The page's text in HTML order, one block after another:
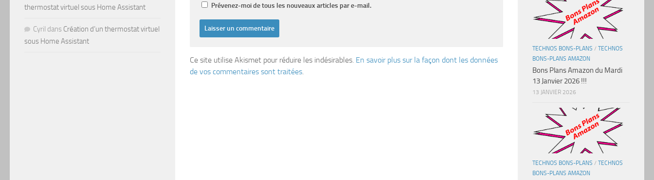
Prévenez-moi de tous les nouveaux articles par e-mail.
Ce site utilise Akismet pour réduire les indésirables. En savoir plus sur la façon dont les données
de vos commentaires sont traitées
thermostat virtuel sous Home Assistant
Cyril dans Création d’un thermostat virtuel
sous Home Assistant
TECHNOS BONS-PLANS / TECHNOS
BONS-PLANS AMAZON
Bons Plans Amazon du Mardi
13 Janvier 2026 !!!
13 JANVIER 2026
TECHNOS BONS-PLANS / TECHNOS
BONS-PLANS AMAZON